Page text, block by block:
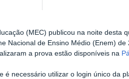
(MEC) publicou na noite desta
Nacional de Ensino Médio (Enem) de
a prova estão disponíveis na
é necessário utilizar o login único da